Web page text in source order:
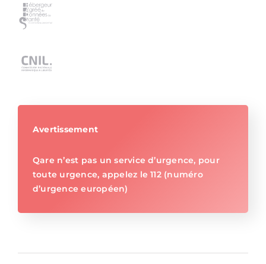
Avertissement
Qare n’est pas un service d’urgence, pour
toute urgence, appelez le 112 (numéro
d’urgence européen)